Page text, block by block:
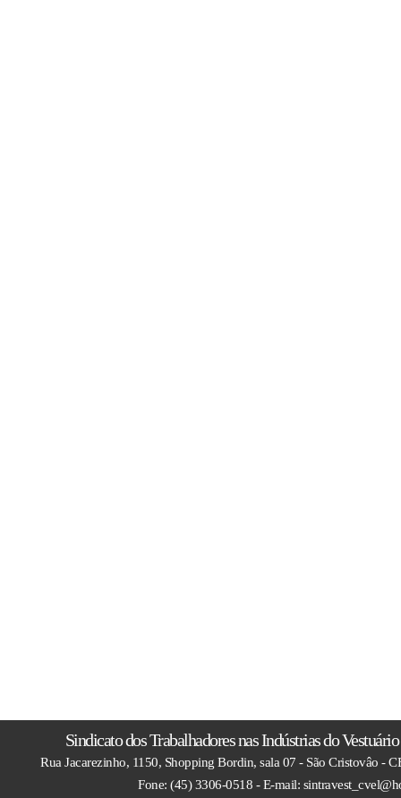
Sindicato dos Trabalhadores nas Indústrias do
Rua Jacarezinho, 1150, Shopping Bordin, sala 07 - São Cristovâo -
Fone: (45) 3306-0518 - E-mail: